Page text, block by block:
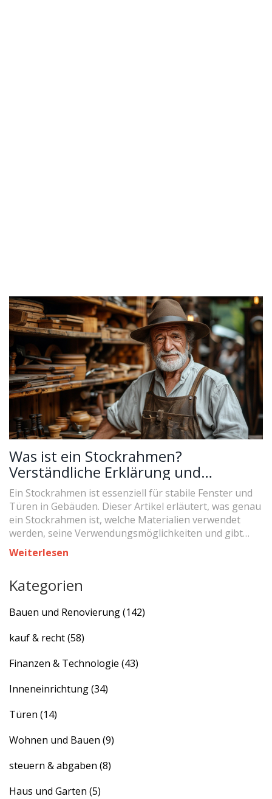
Was ist ein Stockrahmen?
Verständliche Erklärung und
Einsatzmöglichkeiten
Ein Stockrahmen ist essenziell für stabile Fenster und
Türen in Gebäuden. Dieser Artikel erläutert, was genau
ein Stockrahmen ist, welche Materialien verwendet
werden, seine Verwendungsmöglichkeiten und gibt
praktische Tipps für die Auswahl und Pflege.
Stockrahmen spielen eine wichtige Rolle in der
Ästhetik.
Weiterlesen
Kategorien
Bauen und Renovierung(142)
kauf & recht(58)
Finanzen & Technologie (43)
Inneneinrichtung(34)
Türen (14)
Wohnen und Bauen (9)
steuern & abgaben (8)
Haus und Garten (5)